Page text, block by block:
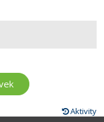
Aktivity